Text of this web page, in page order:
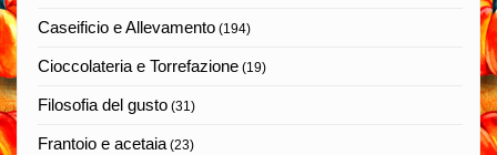
Caseificio e Allevamento (194)
Cioccolateria e Torrefazione (19)
Filosofia del gusto (31)
Frantoio e acetaia(23)